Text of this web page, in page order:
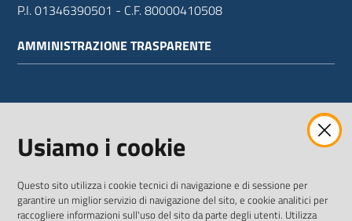
P.I. 01346390501 - C.F. 80000410508
AMMINISTRAZIONE TRASPARENTE
SEGUICI SU
Usiamo i cookie
Questo sito utilizza i cookie tecnici di navigazione e di sessione per
garantire un miglior servizio di navigazione del sito, e cookie analitici per
raccogliere informazioni sull'uso del sito da parte degli utenti. Utilizza